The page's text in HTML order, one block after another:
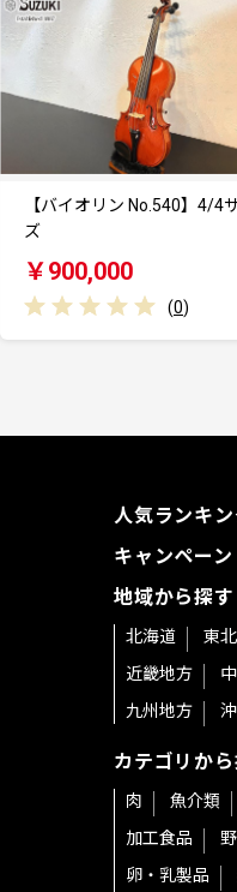
【ヘリテージチェ
￥4,700,000
人気ランキ
キャンペー
地域から探す
北海道 東
近畿地方
九州地方
カテゴリか
肉 魚介類
加工食品
卵・乳製品